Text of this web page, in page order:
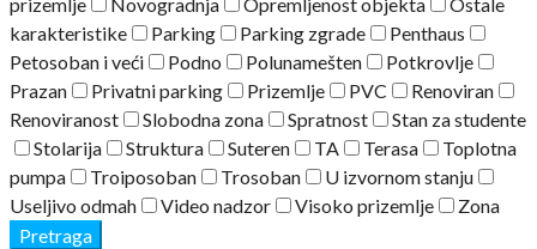
prizemlje
Novogradnja Opremljenost objekta
Ostale
karakteristike
Parking Parking zgrade
Penthaus
Petosoban i veći
Podno Polunamešten
Potkrovlje
Prazan
Privatni parking Prizemlje PVC
Renoviran
Renoviranost
Slobodna zona Spratnost
Stan za studente
Stolarija
Struktura Suteren TA Terasa
Toplotna
pumpa
Troiposoban Trosoban
U izvornom stanju
Useljivo odmah
Video nadzor Visoko prizemlje
Zona
Pretraga